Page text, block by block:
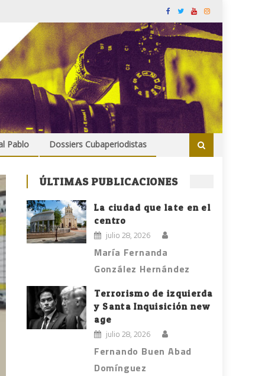
Pablo Dossiers Cubaperiodistas
ÚLTIMAS PUBLICACIONES
La ciudad que late en el
centro
julio 28, 2026
María Fernanda
González Hernández
Terrorismo de izquierda
y Santa Inquisición new
age
julio 28, 2026
Fernando Buen Abad
Domínguez